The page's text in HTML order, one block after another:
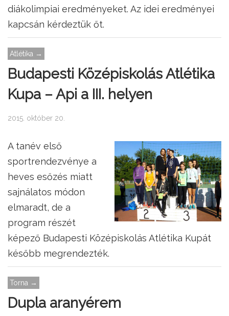
diákolimpiai eredményeket. Az idei eredményei
kapcsán kérdeztük őt.
Atlétika →
Budapesti Középiskolás Atlétika
Kupa – Api a III. helyen
2015. október 20.
A tanév első
sportrendezvénye a
heves esőzés miatt
sajnálatos módon
elmaradt, de a
program részét
képező Budapesti Középiskolás Atlétika Kupát
később megrendezték.
Torna →
Dupla aranyérem